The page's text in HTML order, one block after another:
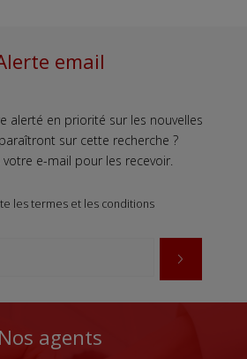
email
alerté en priorité sur les nouvelles
sur cette recherche ?
votre e-mail pour les recevoir.
les termes et les conditions
Nos agents